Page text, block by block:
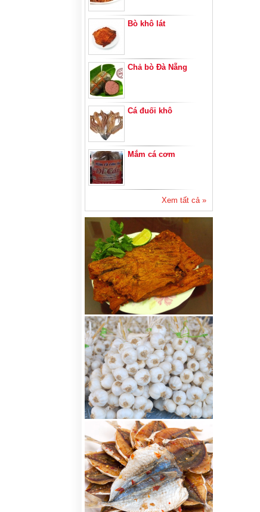
Bò khô lát
Chả bò Đà Nẵng
Cá đuối khô
Mắm cá cơm
Xem tất cả »